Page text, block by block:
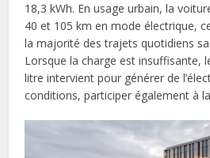
18,3 kWh. En usage urbain, la
40 et 105 km en mode électrique,
la majorité des trajets quotidiens
Lorsque la charge est insuffisante,
litre intervient pour générer de
conditions, participer également à